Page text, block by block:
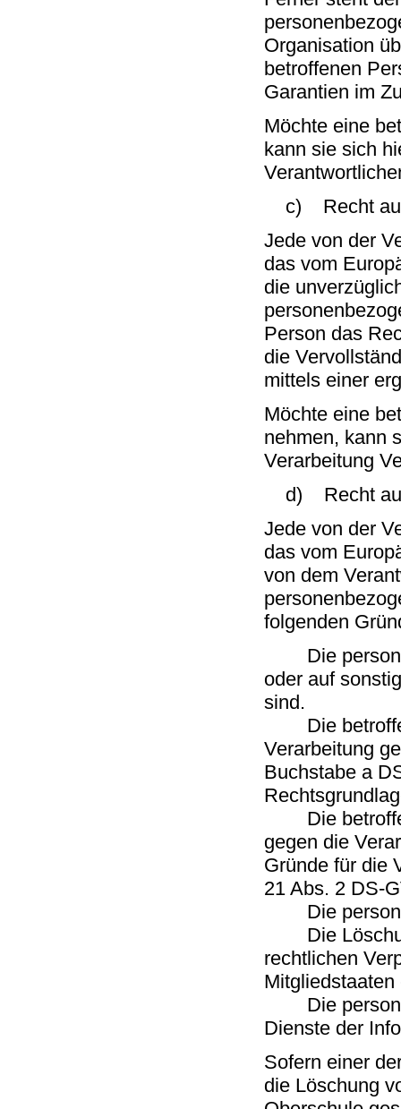
Organisation
betroffenen
Garantien im
Möchte eine
kann sie sich
c) Recht auf
Jede von der
das vom
die
Person das
die
mittels einer
Möchte eine
nehmen, kann
Verarbeitung
d) Recht auf
Jede von der
das vom
von dem
folgenden
Die
oder auf
sind.
Die
Verarbeitung
Buchstabe a
Die
gegen die
Gründe für die
21 Abs. 2 DS-
Die
Die
rechtlichen
Die
Dienste der
Sofern einer
die Löschung